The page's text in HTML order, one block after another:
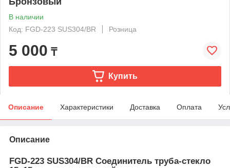
В наличии
Код: FGD-223 SUS304/BR
Розница
5 000 ₸
Купить
Описание Характеристики Доставка Оплата
Описание
FGD-223 SUS304/BR Соединитель труба-стекло